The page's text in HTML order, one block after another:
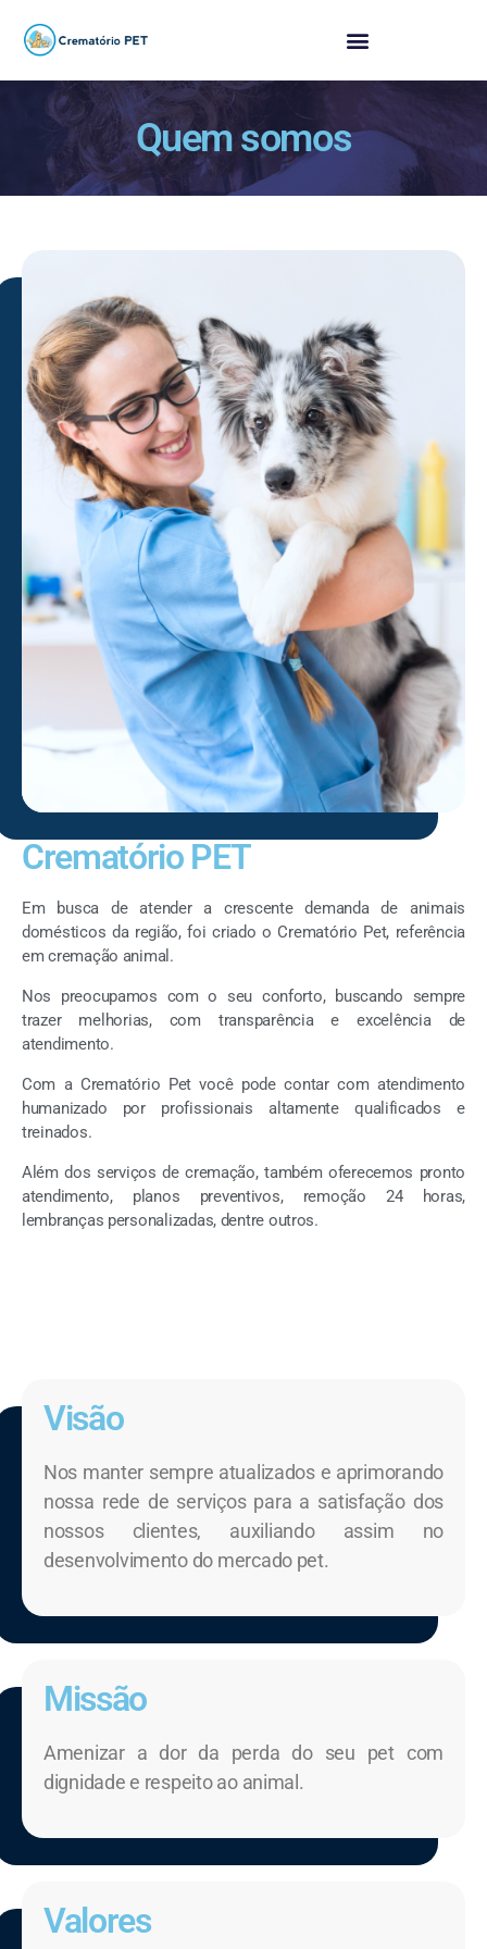
Quem somos
Crematório PET
Em busca de atender a crescente demanda de animais
domésticos da região, foi criado o Crematório Pet, referência
em cremação animal.
Nos preocupamos com o seu conforto, buscando sempre
trazer melhorias, com transparência e excelência de
atendimento.
Com a Crematório Pet você pode contar com atendimento
humanizado por profissionais altamente qualificados e
treinados.
Além dos serviços de cremação, também oferecemos pronto
atendimento, planos preventivos, remoção 24 horas,
lembranças personalizadas, dentre outros.
Visão
Nos manter sempre atualizados e aprimorando
nossa rede de serviços para a satisfação dos
nossos clientes, auxiliando assim no
desenvolvimento do mercado pet.
Missão
Amenizar a dor da perda do seu pet com
dignidade e respeito ao animal.
Valores